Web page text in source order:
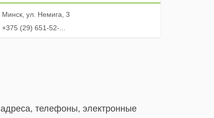
Минск, ул. Немига, 3
+375 (29) 651-52-...
телефоны, электронные